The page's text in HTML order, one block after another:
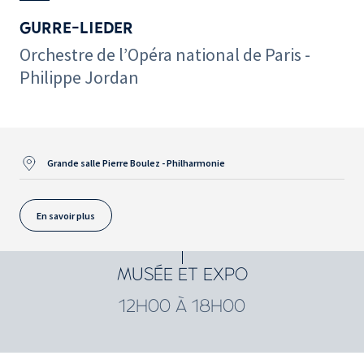
GURRE-LIEDER
Orchestre de l’Opéra national de Paris -
Philippe Jordan
Grande salle Pierre Boulez - Philharmonie
En savoir plus
MUSÉE ET EXPO
12H00 À 18H00